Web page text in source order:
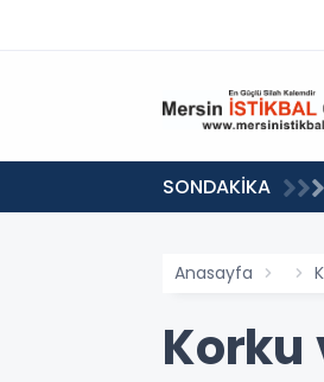
SONDAKİKA
Anasayfa
Korku